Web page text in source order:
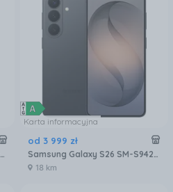
Apple iPhone 17 Pro 256GB Głębinowy błękit
Karta informacyjna
od 3 999 zł
Samsung Galaxy S26 SM-S942 12/256GB Czarny
18 km